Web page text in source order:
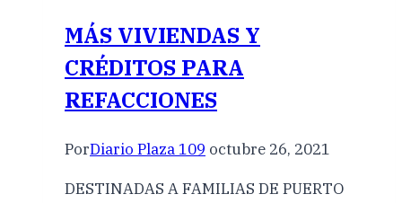
MÁS VIVIENDAS Y
CRÉDITOS PARA
REFACCIONES
PorDiario Plaza 109 octubre 26, 2021
DESTINADAS A FAMILIAS DE PUERTO